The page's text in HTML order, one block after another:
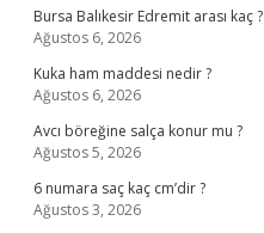
Bursa Balıkesir Edremit arası kaç ?
Ağustos 6, 2026
Kuka ham maddesi nedir ?
Ağustos 6, 2026
Avcı böreğine salça konur mu ?
Ağustos 5, 2026
6 numara saç kaç cm’dir ?
Ağustos 3, 2026